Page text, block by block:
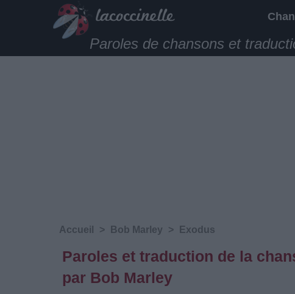
Paroles de chansons et
Accueil > Bob Marley > Exodus
Paroles et traduction de la
par Bob Marley